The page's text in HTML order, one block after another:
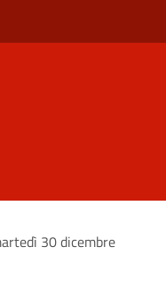
30 dicembre